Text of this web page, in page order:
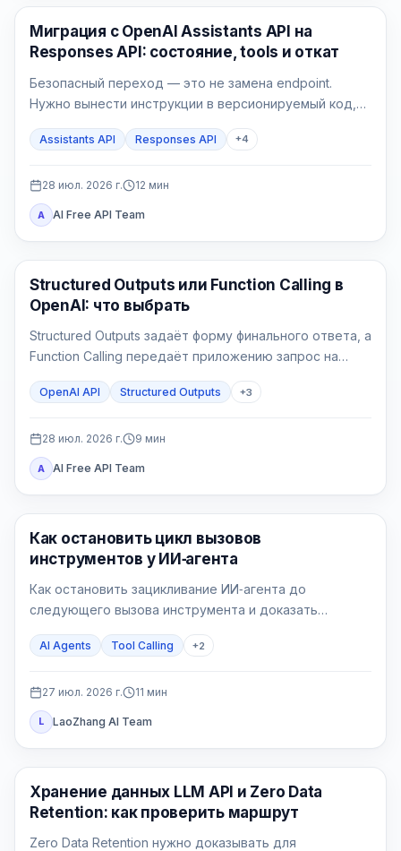
API Гайды
Миграция с OpenAI Assistants API на
Responses API: состояние, tools и откат
Безопасный переход — это не замена endpoint.
Нужно вынести инструкции в версионируемый код,
цикл tools, проверить File Search и перевести новые
Assistants API Responses API +4
28 июл. 2026 г. 12 мин
A AI Free API Team
API Гайды
Structured Outputs или Function Calling в
OpenAI: что выбрать
Structured Outputs задаёт форму финального ответа, а
Function Calling передаёт приложению запрос на
действие. Выбор определяется не наличием JSON
Schema, а тем, должен ли backend прочитать или
OpenAI API Structured Outputs +3
28 июл. 2026 г. 9 мин
A AI Free API Team
AI API
Как остановить цикл вызовов
инструментов у ИИ‑агента
Как остановить зацикливание ИИ‑агента до
следующего вызова инструмента и доказать
AI Agents Tool Calling +2
27 июл. 2026 г. 11 мин
L LaoZhang AI Team
Руководства по API
Хранение данных LLM API и Zero Data
Retention: как проверить маршрут
Zero Data Retention нужно доказывать для